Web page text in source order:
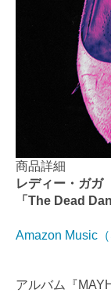
商品詳細
レディー・ガガ
「The Dead
Amazon Music（
アルバム『